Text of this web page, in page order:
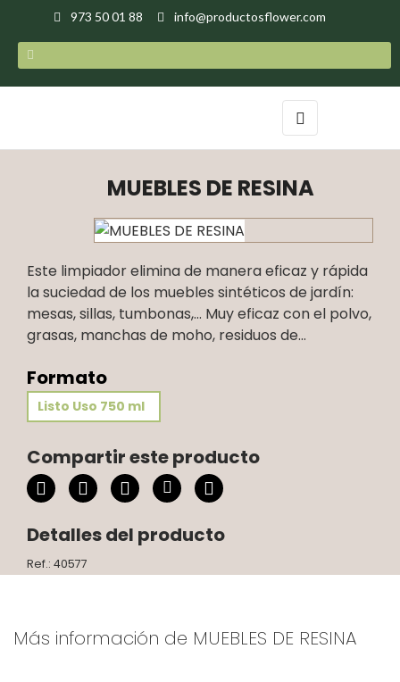
973 50 01 88 info@productosflower.com
Navegación
de
palanca
☰
MUEBLES DE RESINA
Este limpiador elimina de manera eficaz y rápida
la suciedad de los muebles sintéticos de jardín:
mesas, sillas, tumbonas,… Muy eficaz con el polvo,
grasas, manchas de moho, residuos de...
Formato
Listo Uso 750 ml
Compartir este producto
Detalles del producto
Ref.: 40577
Más información de MUEBLES DE RESINA